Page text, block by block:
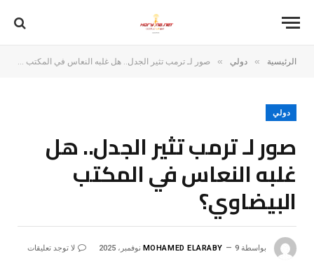
الرئيسية » دولي » صور لـ ترمب تثير الجدل.. هل غلبه النعاس في المكتب البيضاوي؟
دولي
صور لـ ترمب تثير الجدل.. هل
غلبه النعاس في المكتب
البيضاوي؟
بواسطة MOHAMED ELARABY 9 نوفمبر، 2025 لا توجد تعليقات